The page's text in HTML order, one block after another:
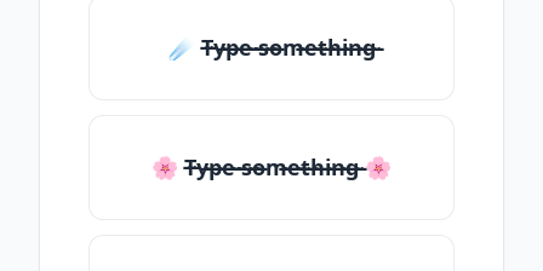
☄️ T̶̴y̶̴p̶̴e̶̴ ̶̴s̶̴o̶̴m̶̴e̶̴t̶̴h̶̴i̶̴n̶̴g̶̴
🌸 T̶̴y̶̴p̶̴e̶̴ ̶̴s̶̴o̶̴m̶̴e̶̴t̶̴h̶̴i̶̴n̶̴g̶̴ 🌸